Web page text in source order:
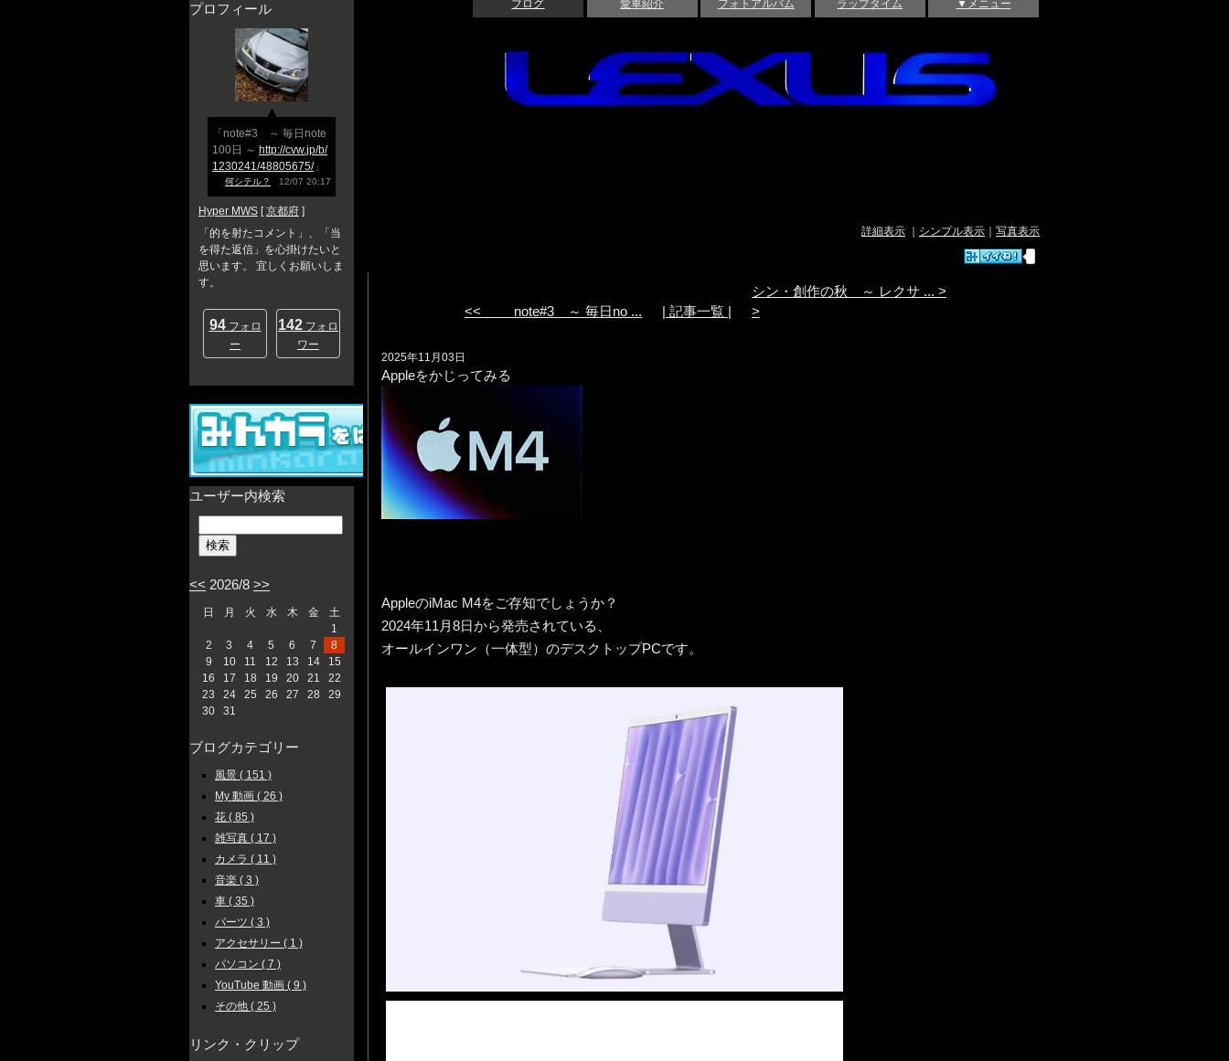
ブログ 愛車紹介 フォトアルバム ラップタイム ▼メニュー
詳細表示 シンプル表示 写真表示
<< note#3 ～ 毎日no ... | 記事一覧 |
シン・創作の秋 ～ レクサ ... >
>
2025年11月03日
Appleをかじってみる
AppleのiMac M4をご存知でしょうか？
2024年11月8日から発売されている、
オールインワン（一体型）のデスクトップPCです。
プロフィール
「note#3 ～ 毎日note
100日 ～ http://cvw.jp/b/
1230241/48805675/」
何シテル？ 12/07 20:17
Hyper MWS [京都府 ]
「的を射たコメント」、「当
を得た返信」を心掛けたいと
思います。 宜しくお願いしま
す。
94フォロ
ー
142 フォロ
ワー
ユーザー内検索
<< 2026/8 >>
日 月 火 水 木 金
土
1
2
3 4 5 6 7
8
9
10 11 12 13 14
15
16
17 18 19 20 21
22
23
24 25 26 27 28
29
30
31
ブログカテゴリー
風景 ( 151 )
My 動画 ( 26 )
花 ( 85 )
雑写真 ( 17 )
カメラ ( 11 )
音楽 ( 3 )
車 ( 35 )
パーツ ( 3 )
アクセサリー ( 1 )
パソコン ( 7 )
YouTube 動画 ( 9 )
その他 ( 25 )
リンク・クリップ